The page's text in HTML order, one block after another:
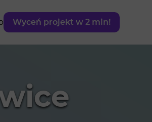
Wyceń projekt w 2 min!